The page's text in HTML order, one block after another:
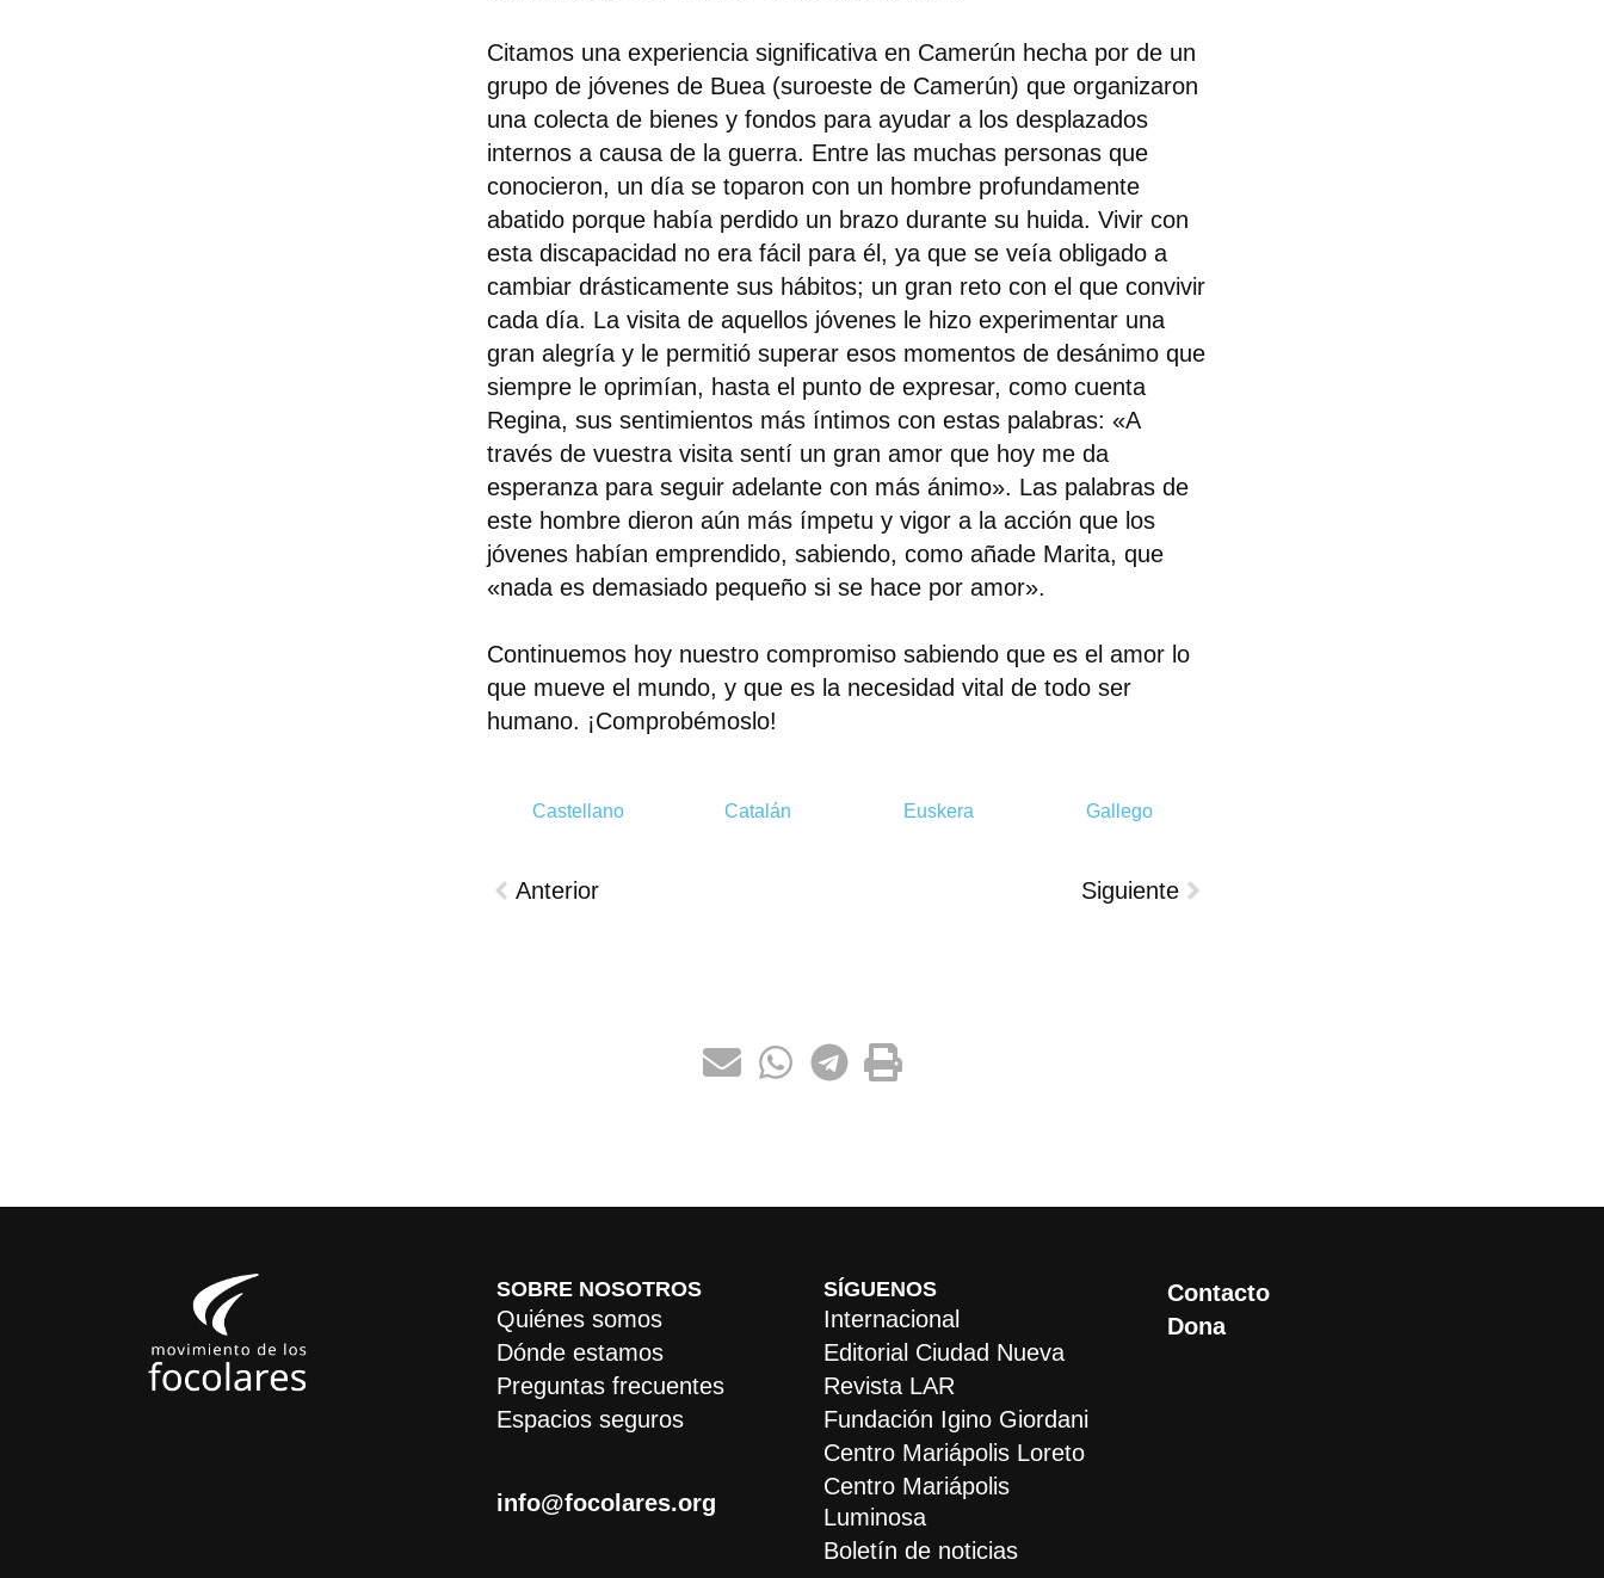
Citamos una experiencia significativa en Camerún hecha por de un
grupo de jóvenes de Buea (suroeste de Camerún) que organizaron
una colecta de bienes y fondos para ayudar a los desplazados
internos a causa de la guerra. Entre las muchas personas que
conocieron, un día se toparon con un hombre profundamente
abatido porque había perdido un brazo durante su huida. Vivir con
esta discapacidad no era fácil para él, ya que se veía obligado a
cambiar drásticamente sus hábitos; un gran reto con el que convivir
cada día. La visita de aquellos jóvenes le hizo experimentar una
gran alegría y le permitió superar esos momentos de desánimo que
siempre le oprimían, hasta el punto de expresar, como cuenta
Regina, sus sentimientos más íntimos con estas palabras: «A
través de vuestra visita sentí un gran amor que hoy me da
esperanza para seguir adelante con más ánimo». Las palabras de
este hombre dieron aún más ímpetu y vigor a la acción que los
jóvenes habían emprendido, sabiendo, como añade Marita, que
«nada es demasiado pequeño si se hace por amor».
Continuemos hoy nuestro compromiso sabiendo que es el amor lo
que mueve el mundo, y que es la necesidad vital de todo ser
humano. ¡Comprobémoslo!
Castellano Catalán Euskera Gallego
Anterior Siguiente
SOBRE NOSOTROS
Quiénes somos
Dónde estamos
Preguntas frecuentes
Espacios seguros
info@focolares.org
SÍGUENOS
Internacional
Editorial Ciudad Nueva
Revista LAR
Fundación Igino Giordani
Centro Mariápolis Loreto
Centro Mariápolis
Luminosa
Boletín de noticias
Contacto
Dona